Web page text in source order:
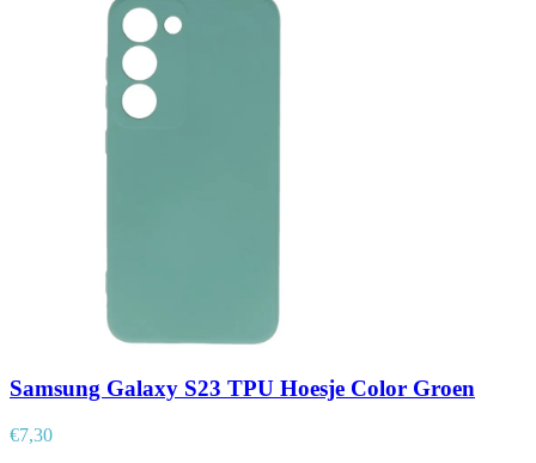
Samsung Galaxy S23 TPU Hoesje Color Groen
€7,30